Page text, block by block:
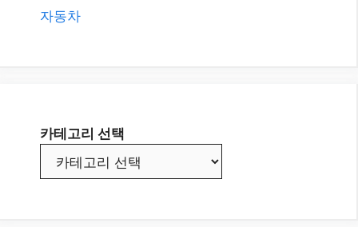
자동차
카테고리 선택